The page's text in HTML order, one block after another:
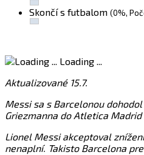
Skončí s futbalom (0%,
Loading ...
Aktualizované 15.7.
Messi sa s Barcelonou
Griezmanna do Atletica
Lionel Messi akceptoval
nenaplní. Takisto Barcelona